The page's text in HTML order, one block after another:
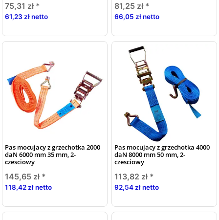
75,31 zł *
61,23 zł netto
81,25 zł *
66,05 zł netto
Pas mocujacy z grzechotka 2000
daN 6000 mm 35 mm, 2-
czesciowy
145,65 zł *
118,42 zł netto
Pas mocujacy z grzechotka 4000
daN 8000 mm 50 mm, 2-
czesciowy
113,82 zł *
92,54 zł netto